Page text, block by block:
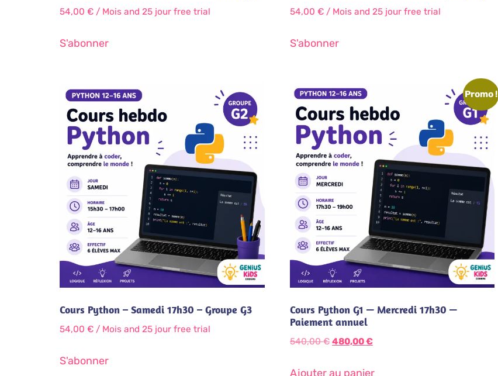
54,00 € / Mois and 25 jour free trial
S'abonner
54,00 €/ Mois and 25 jour free trial
S'abonner
Cours Python – Samedi 17h30 – Groupe G3
54,00 € / Mois and 25 jour free trial
S'abonner
Promo !
Cours Python G1 — Mercredi 17h30 —
Paiement annuel
540,00€ 480,00€
Ajouter au panier